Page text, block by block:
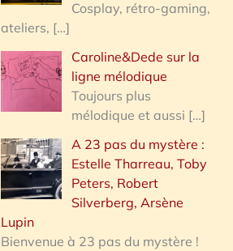
Cosplay, rétro-gaming,
ateliers, […]
Caroline&Dede sur la
ligne mélodique
Toujours plus
mélodique et aussi […]
A 23 pas du mystère :
Estelle Tharreau, Toby
Peters, Robert
Silverberg, Arsène
Lupin
Bienvenue à 23 pas du mystère !